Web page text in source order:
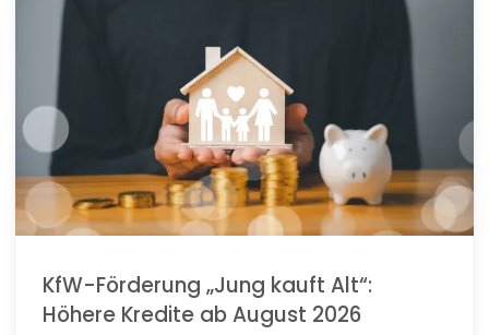
KfW-Förderung „Jung kauft Alt“:
Höhere Kredite ab August 2026